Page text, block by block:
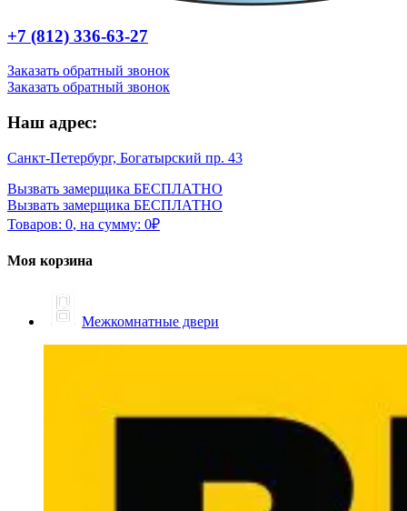
+7 (812) 336-63-27
Заказать обратный звонок
Заказать обратный звонок
Наш адрес:
Санкт-Петербург, Богатырский пр. 43
Вызвать замерщика БЕСПЛАТНО
Вызвать замерщика БЕСПЛАТНО
Товаров: 0, на сумму: 0₽
Моя корзина
Межкомнатные двери